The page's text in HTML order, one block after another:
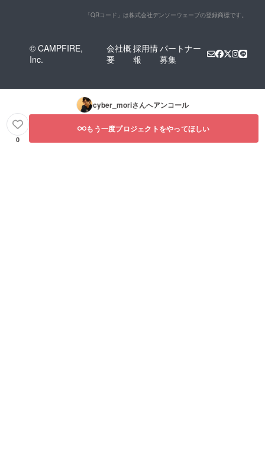
「QRコード」は株式会社デンソーウェーブの登録商標です。
© CAMPFIRE,
Inc.
会社概
要
採用情
報
パートナー
募集
cyber_moriさんへアンコール
0
もう一度プロジェクトをやってほしい